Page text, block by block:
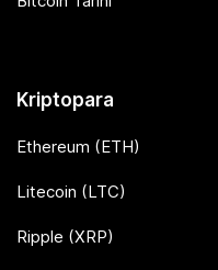
Kriptopara
Ethereum (ETH)
Litecoin (LTC)
Ripple (XRP)